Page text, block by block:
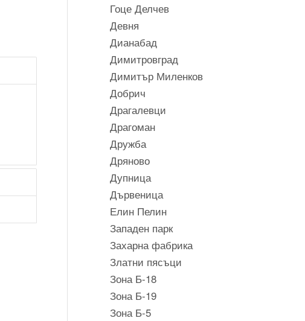
Гоце Делчев
Девня
Дианабад
Димитровград
Димитър Миленков
Добрич
Драгалевци
Драгоман
Дружба
Дряново
Дупница
Дървеница
Елин Пелин
Западен парк
Захарна фабрика
Златни пясъци
Зона Б-18
Зона Б-19
Зона Б-5